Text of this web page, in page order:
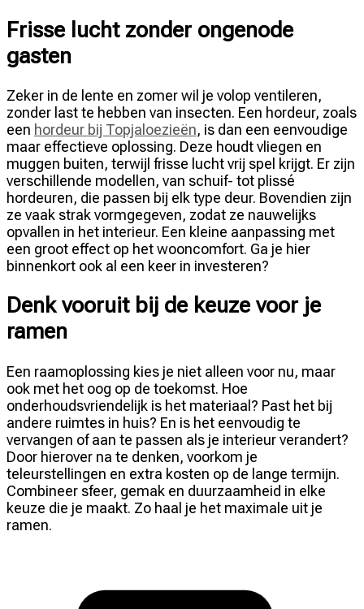
Frisse lucht zonder ongenode
gasten
Zeker in de lente en zomer wil je volop ventileren,
zonder last te hebben van insecten. Een hordeur, zoals
een hordeur bij Topjaloezieën, is dan een eenvoudige
maar effectieve oplossing. Deze houdt vliegen en
muggen buiten, terwijl frisse lucht vrij spel krijgt. Er zijn
verschillende modellen, van schuif- tot plissé
hordeuren, die passen bij elk type deur. Bovendien zijn
ze vaak strak vormgegeven, zodat ze nauwelijks
opvallen in het interieur. Een kleine aanpassing met
een groot effect op het wooncomfort. Ga je hier
binnenkort ook al een keer in investeren?
Denk vooruit bij de keuze voor je
ramen
Een raamoplossing kies je niet alleen voor nu, maar
ook met het oog op de toekomst. Hoe
onderhoudsvriendelijk is het materiaal? Past het bij
andere ruimtes in huis? En is het eenvoudig te
vervangen of aan te passen als je interieur verandert?
Door hierover na te denken, voorkom je
teleurstellingen en extra kosten op de lange termijn.
Combineer sfeer, gemak en duurzaamheid in elke
keuze die je maakt. Zo haal je het maximale uit je
ramen.